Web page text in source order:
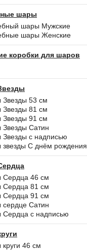
шары
шары Мужские
шары Женские
коробки для шаров
53 см
81 см
91 см
Сатин
с надписью
С днём рождения
46 см
81 см
91 см
Сатин
с надписью
46 см